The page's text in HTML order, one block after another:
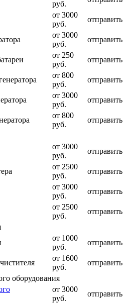
руб.
от 3000
руб.
отправить
от 3000
руб.
отправить
от 250
руб.
отправить
от 800
руб.
отправить
от 3000
руб.
отправить
от 800
руб.
отправить
от 3000
руб.
отправить
от 2500
руб.
отправить
от 3000
руб.
отправить
от 2500
руб.
отправить
от 1000
руб.
отправить
от 1600
руб.
отправить
оборудования
от 3000
руб.
отправить